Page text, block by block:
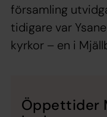
församling
tidigare var
kyrkor – en i
Öppettider